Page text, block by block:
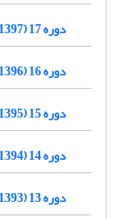
دوره 17 (1397)
دوره 16 (1396)
دوره 15 (1395)
دوره 14 (1394)
دوره 13 (1393)